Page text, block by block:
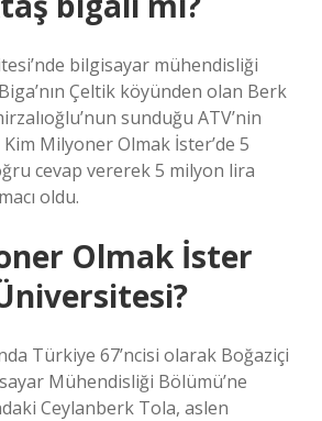
bilgisayar mühendisliği
Çeltik köyünden olan Berk
sunduğu ATV’nin
Milyoner Olmak İster’de 5
cevap vererek 5 milyon lira
oldu.
Olmak İster
Türkiye 67’ncisi olarak Boğaziçi
Mühendisliği Bölümü’ne
Ceylanberk Tola, aslen